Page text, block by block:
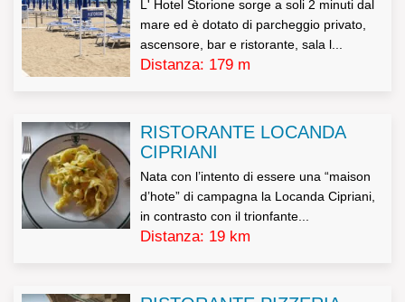
pubblicitarie e promozionali e non saranno trasferiti a
terzi.
Il mancato conferimento dei dati, ove non obbligatorio,
trattamento e determinerà le conseguenti decisioni
rapportate all’importanza dei dati richiesti rispetto alla
gestione del rapporto commerciale.
I dati potranno essere conosciuti solo dal nostro
personale aziendale.
L' Hotel Storione sorge a soli 2 minuti dal
mare ed è dotato di parcheggio privato,
ascensore, bar e ristorante, sala l...
Distanza: 179 m
RISTORANTE LOCANDA
CIPRIANI
Nata con l’intento di essere una “maison
d’hote” di campagna la Locanda Cipriani,
in contrasto con il trionfante...
Distanza: 19 km